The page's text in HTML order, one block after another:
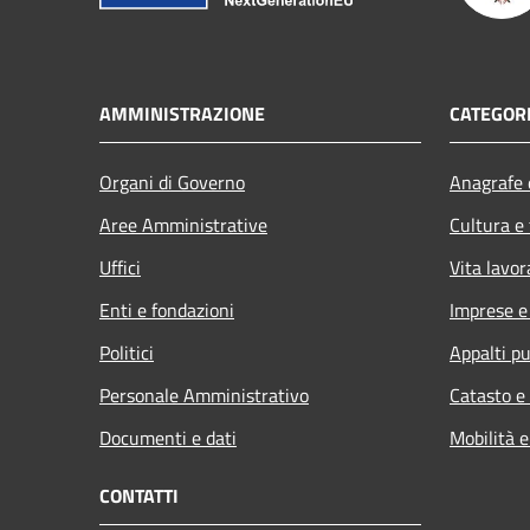
AMMINISTRAZIONE
Organi di Governo
Aree Amministrative
Uffici
Enti e fondazioni
Politici
Personale Amministrativo
Documenti e dati
Cultura
Vita
Imprese
Appalti
Catasto
Mobilità
CONTATTI